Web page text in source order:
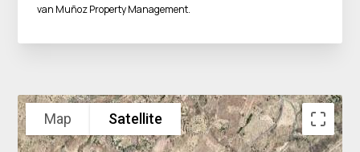
van Muñoz Property Management.
Map Satellite